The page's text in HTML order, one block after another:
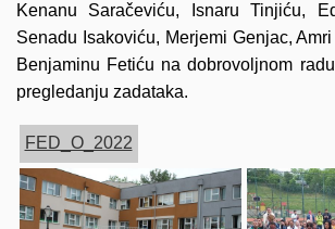
Kenanu Saračeviću, Isnaru Tinjiću,
Senadu Isakoviću, Merjemi Genjac,
Benjaminu Fetiću na dobrovoljnom
pregledanju zadataka.
FED_O_2022